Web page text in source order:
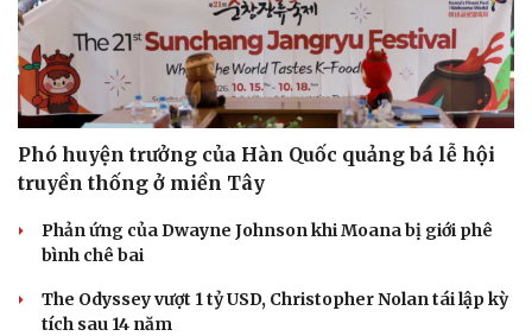
Phó huyện trưởng của Hàn Quốc quảng bá lễ hội
truyền thống ở miền Tây
Phản ứng của Dwayne Johnson khi Moana bị giới phê
bình chê bai
The Odyssey vượt 1 tỷ USD, Christopher Nolan tái lập kỳ
tích sau 14 năm